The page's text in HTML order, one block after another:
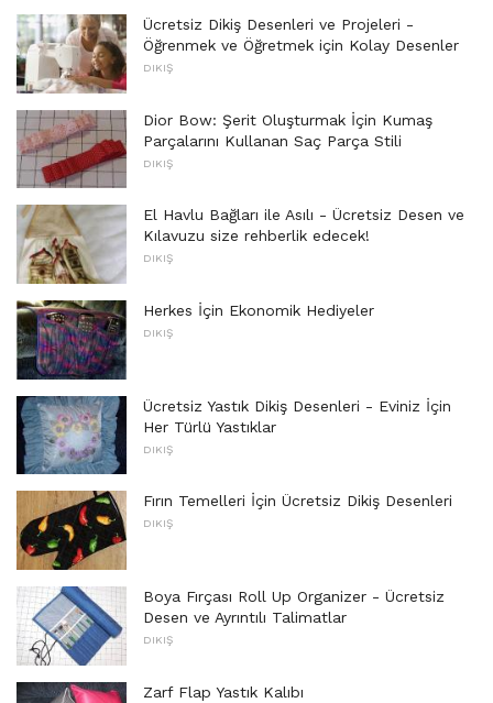
Ücretsiz Dikiş Desenleri ve Projeleri -
Öğrenmek ve Öğretmek için Kolay Desenler
DIKIŞ
Dior Bow: Şerit Oluşturmak İçin Kumaş
Parçalarını Kullanan Saç Parça Stili
DIKIŞ
El Havlu Bağları ile Asılı - Ücretsiz Desen ve
Kılavuzu size rehberlik edecek!
DIKIŞ
Herkes İçin Ekonomik Hediyeler
DIKIŞ
Ücretsiz Yastık Dikiş Desenleri - Eviniz İçin
Her Türlü Yastıklar
DIKIŞ
Fırın Temelleri İçin Ücretsiz Dikiş Desenleri
DIKIŞ
Boya Fırçası Roll Up Organizer - Ücretsiz
Desen ve Ayrıntılı Talimatlar
DIKIŞ
Zarf Flap Yastık Kalıbı